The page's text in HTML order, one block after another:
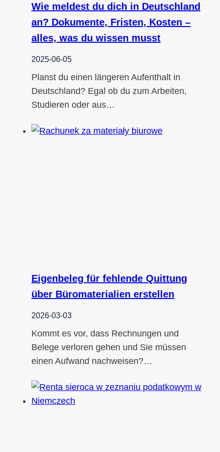
Wie meldest du dich in Deutschland
an? Dokumente, Fristen, Kosten –
alles, was du wissen musst
2025-06-05
Planst du einen längeren Aufenthalt in
Deutschland? Egal ob du zum Arbeiten,
Studieren oder aus…
Eigenbeleg für fehlende Quittung
über Büromaterialien erstellen
2026-03-03
Kommt es vor, dass Rechnungen und
Belege verloren gehen und Sie müssen
einen Aufwand nachweisen?…